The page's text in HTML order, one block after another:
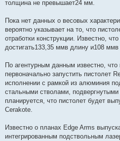
толщина не превышает24 мм.
Пока нет данных о весовых
вероятно указывает на то, что
отработки конструкции. Известно,
достигать133,35 ммв длину и108 ммв
По агентурным данным известно,
первоначально запустить пистолет
исполнении с рамкой из алюминия
стальными стволами,
планируется, что пистолет будет
Cerakote.
Известно о планах Edge Arms
интегрированным подствольным